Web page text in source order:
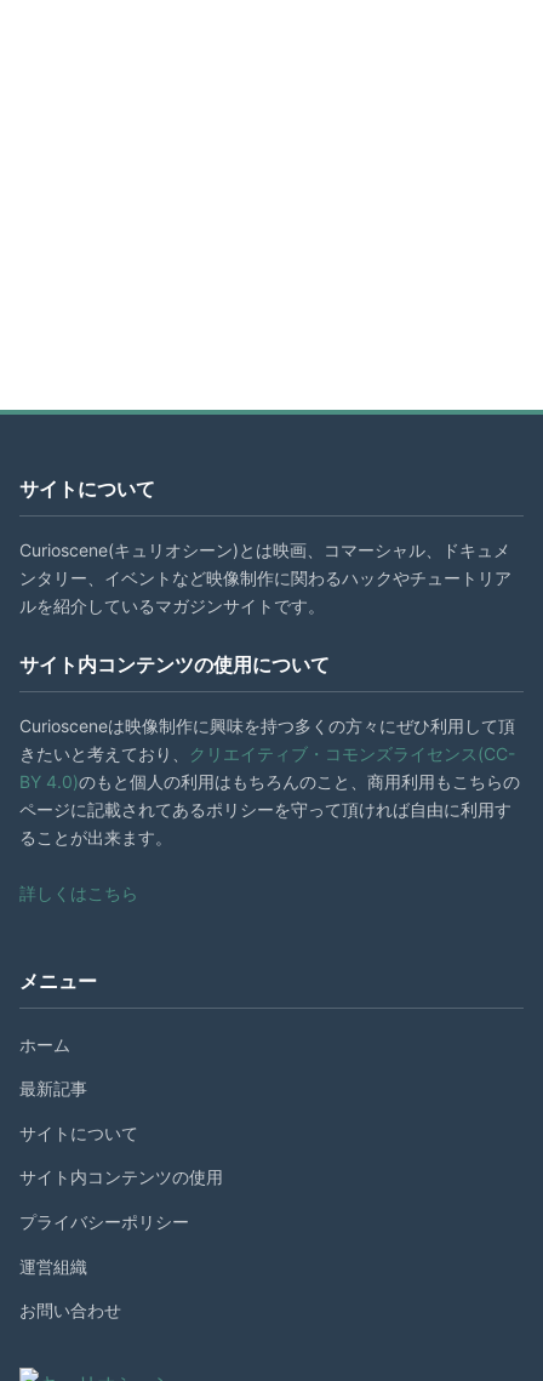
サイトについて
Curioscene(キュリオシーン)とは映画、コマーシャル、ドキュメ
ンタリー、イベントなど映像制作に関わるハックやチュートリア
ルを紹介しているマガジンサイトです。
サイト内コンテンツの使用について
Curiosceneは映像制作に興味を持つ多くの方々にぜひ利用して頂
きたいと考えており、
クリエイティブ・コモンズライセンス(CC-
BY 4.0)のもと個人の利用はもちろんのこと、商用利用もこちらの
ページに記載されてあるポリシーを守って頂ければ自由に利用す
ることが出来ます。
詳しくはこちら
メニュー
ホーム
最新記事
サイトについて
サイト内コンテンツの使用
プライバシーポリシー
運営組織
お問い合わせ